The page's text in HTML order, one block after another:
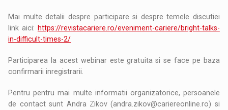
Mai multe detalii despre participare si despre temele discutiei
link aici: https://revistacariere.ro/eveniment-cariere/bright-talks-
in-difficult-times-2/
Participarea la acest webinar este gratuita si se face pe baza
confirmarii inregistrarii.
Pentru pentru mai multe informatii organizatorice, persoanele
de contact sunt Andra Zikov (andra.zikov@cariereonline.ro) si